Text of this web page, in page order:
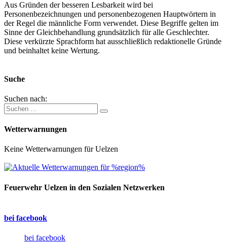
Aus Gründen der besseren Lesbarkeit wird bei
Personenbezeichnungen und personenbezogenen Hauptwörtern in
der Regel die männliche Form verwendet. Diese Begriffe gelten im
Sinne der Gleichbehandlung grundsätzlich für alle Geschlechter.
Diese verkürzte Sprachform hat ausschließlich redaktionelle Gründe
und beinhaltet keine Wertung.
Suche
Suchen nach:
Wetterwarnungen
Keine Wetterwarnungen für Uelzen
Feuerwehr Uelzen in den Sozialen Netzwerken
bei facebook
bei facebook